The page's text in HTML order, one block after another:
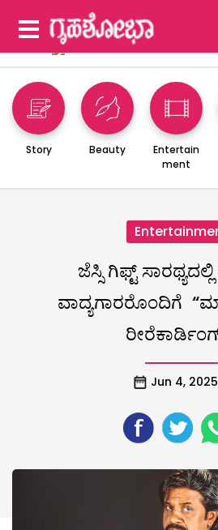
Story Beauty
Entertain
ment
ಜೆಸ್ಸಿ ಗಿಫ್ಟ್
ವಾದ್ಯಗಾರರೊಂದಿಗೆ
Jun 4, 2025